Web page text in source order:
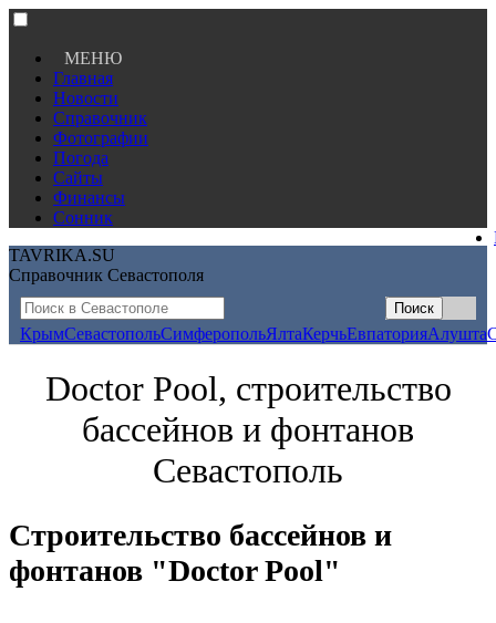
МЕНЮ
Главная
Новости
Справочник
Фотографии
Погода
Сайты
Финансы
Сонник
TAVRIKA.SU
Справочник Севастополя
КрымСевастопольСимферопольЯлтаКерчьЕвпаторияАлушта
Doctor Pool, строительство
бассейнов и фонтанов
Севастополь
Строительство бассейнов и
фонтанов "Doctor Pool"